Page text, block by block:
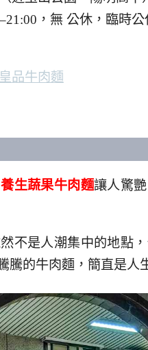
，無 公休，臨時
皇品牛肉麵
養生蔬果牛肉麵讓人驚
不是人潮集中的地點
騰的牛肉麵，簡直是人